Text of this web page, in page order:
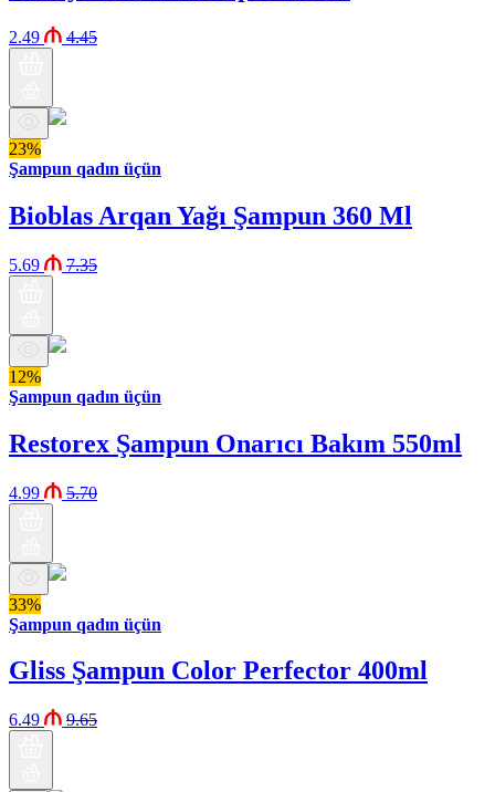
2.49 4.45
23%
Şampun qadın üçün
Bioblas Arqan Yağı Şampun 360 Ml
5.69 7.35
12%
Şampun qadın üçün
Restorex Şampun Onarıcı Bakım 550ml
4.99 5.70
33%
Şampun qadın üçün
Gliss Şampun Color Perfector 400ml
6.49 9.65